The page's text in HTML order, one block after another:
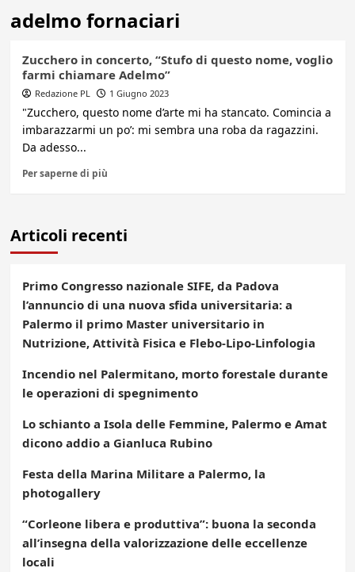
adelmo fornaciari
Zucchero in concerto, “Stufo di questo nome, voglio
farmi chiamare Adelmo”
Redazione PL 1 Giugno 2023
"Zucchero, questo nome d’arte mi ha stancato. Comincia a
imbarazzarmi un po’: mi sembra una roba da ragazzini.
Da adesso...
Per saperne di più
Articoli recenti
Primo Congresso nazionale SIFE, da Padova
l’annuncio di una nuova sfida universitaria: a
Palermo il primo Master universitario in
Nutrizione, Attività Fisica e Flebo-Lipo-Linfologia
Incendio nel Palermitano, morto forestale durante
le operazioni di spegnimento
Lo schianto a Isola delle Femmine, Palermo e Amat
dicono addio a Gianluca Rubino
Festa della Marina Militare a Palermo, la
photogallery
“Corleone libera e produttiva”: buona la seconda
all’insegna della valorizzazione delle eccellenze
locali